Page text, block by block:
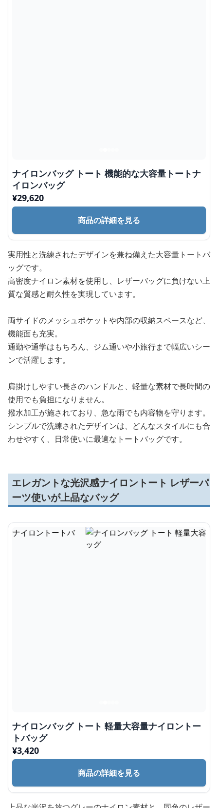
ナイロンバッグ トート 機能的な大容量トートナ
イロンバッグ
¥29,620
商品の詳細を見る
実用性と洗練されたデザインを兼ね備えた大容量トートバ
ッグです。
高密度ナイロン素材を使用し、レザーバッグに負けない上
質な質感と耐久性を実現しています。
両サイドのメッシュポケットや内部の収納スペースなど、
機能面も充実。
通勤や通学はもちろん、ジム通いや小旅行まで幅広いシー
ンで活躍します。
肩掛けしやすい長さのハンドルと、軽量な素材で長時間の
使用でも負担になりません。
撥水加工が施されており、急な雨でも内容物を守ります。
シンプルで洗練されたデザインは、どんなスタイルにも合
わせやすく、日常使いに最適なトートバッグです。
エレガントな光沢感ナイロントート レザーパ
ーツ使いが上品なバッグ
ナイロンバッグ トート 軽量大容量ナイロントー
トバッグ
¥3,420
商品の詳細を見る